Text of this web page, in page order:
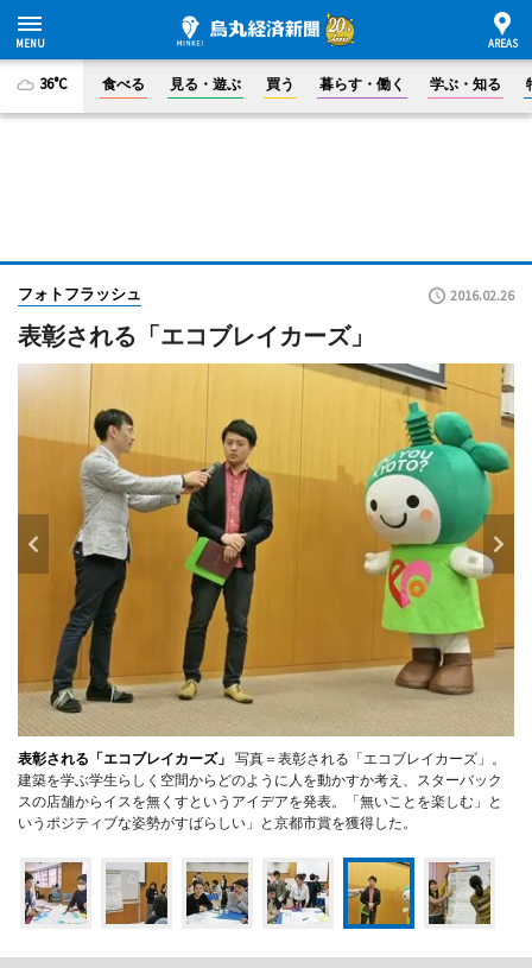
36°C 食べる 見る・遊ぶ 買う 暮らす・働く 学ぶ・知る
フォトフラッシュ 2016.02.26
表彰される「エコブレイカーズ」
表彰される「エコブレイカーズ」 写真＝表彰される「エコブレイカーズ」。
建築を学ぶ学生らしく空間からどのように人を動かすか考え、スターバック
スの店舗からイスを無くすというアイデアを発表。「無いことを楽しむ」と
いうポジティブな姿勢がすばらしい」と京都市賞を獲得した。